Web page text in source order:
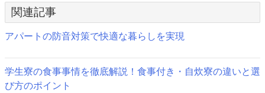
ナ
ビ
ゲ
ー
関連記事
アパートの防音対策で快適な暮らしを実現
学生寮の食事事情を徹底解説！食事付き・自炊寮の違いと選
び方のポイント